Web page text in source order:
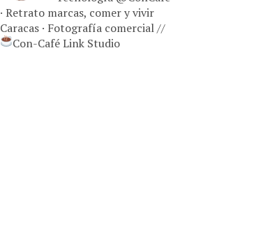
· Retrato marcas, comer y vivir
Caracas · Fotografía comercial //
Con-Café Link Studio